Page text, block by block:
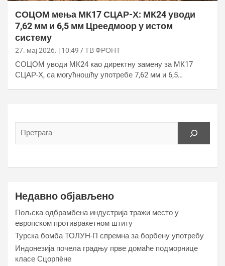
СОЦОМ мења МК17 СЦАР-Х: МК24 уводи
7,62 мм и 6,5 мм Цреедмоор у истом
систему
27. мај 2026. | 10:49 ТВ ФРОНТ
СОЦОМ уводи МК24 као директну замену за МК17
СЦАР-Х, са могућношћу употребе 7,62 мм и 6,5…
Недавно објављено
Пољска одбрамбена индустрија тражи место у
европском противракетном штиту
Турска бомба ТОЛУН-П спремна за борбену употребу
Индонезија почела градњу прве домаће подморнице
класе Сцорпèне